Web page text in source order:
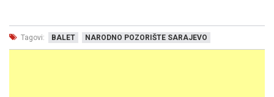
Tagovi: BALET NARODNO POZORIŠTE SARAJEVO